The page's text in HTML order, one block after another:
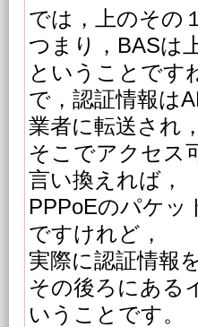
では，上のその
つまり，BASは
ということです
で，認証情報は
業者に転送され，
そこでアクセス
言い換えれば，
PPPoEのパケッ
ですけれど，
実際に認証情報
その後ろにある
いうことです。